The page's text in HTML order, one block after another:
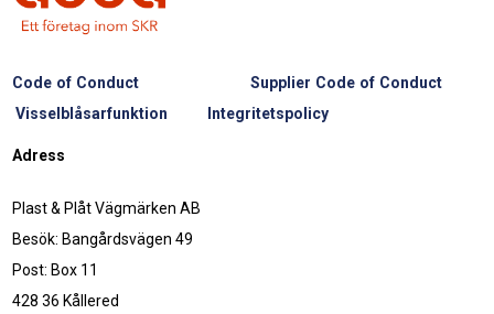
Code of Conduct
Supplier Code of Conduct
Visselblåsarfunktion
Integritetspolicy
Adress
Plast & Plåt Vägmärken AB
Besök: Bangårdsvägen 49
Post: Box 11
428 36 Kållered